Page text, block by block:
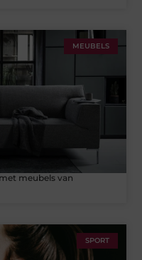
MEUBELS
meubels van
SPORT